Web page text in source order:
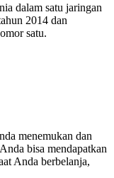
dalam satu jaringan
2014 dan
satu.
menemukan dan
bisa mendapatkan
Anda berbelanja,